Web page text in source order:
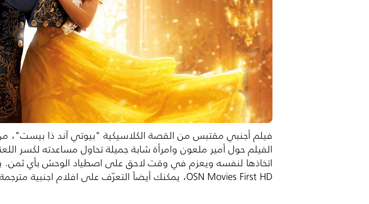
فيلم أجنبي مقتبس من القصة الكلاسيكية "بيوتي آند ذا بيست"،
الفيلم حول أمير ملعون وامرأة شابة جميلة تحاول مساعدته
OSN Movies First HD، يمكنك أيضاً التعرّف على افلام اجنبية مترجمة جديدة تعرض حالياً على OSN